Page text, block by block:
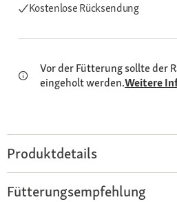
Kostenlose Rücksendung
Vor der Fütterung sollte der
eingeholt werden.Weitere
Produktdetails
Fütterungsempfehlung